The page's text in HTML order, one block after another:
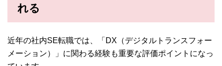
れる
近年の社内SE転職では、「DX（デジタルトランスフォー
メーション）」に関わる経験も重要な評価ポイントになっ